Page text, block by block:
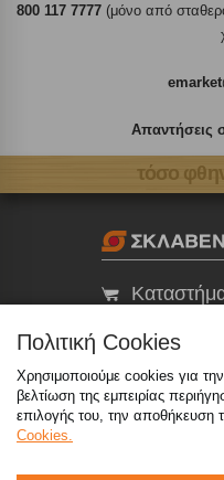
800 117 7777(μόνο από
Απαντήσεις
τόσο
eMarket
800 117 7777 (μόνο
Πολιτική Cookies
Χρησιμοποιούμε cookies για
βελτίωση της εμπειρίας
επιλογής του, την αποθήκευση
Cookies.